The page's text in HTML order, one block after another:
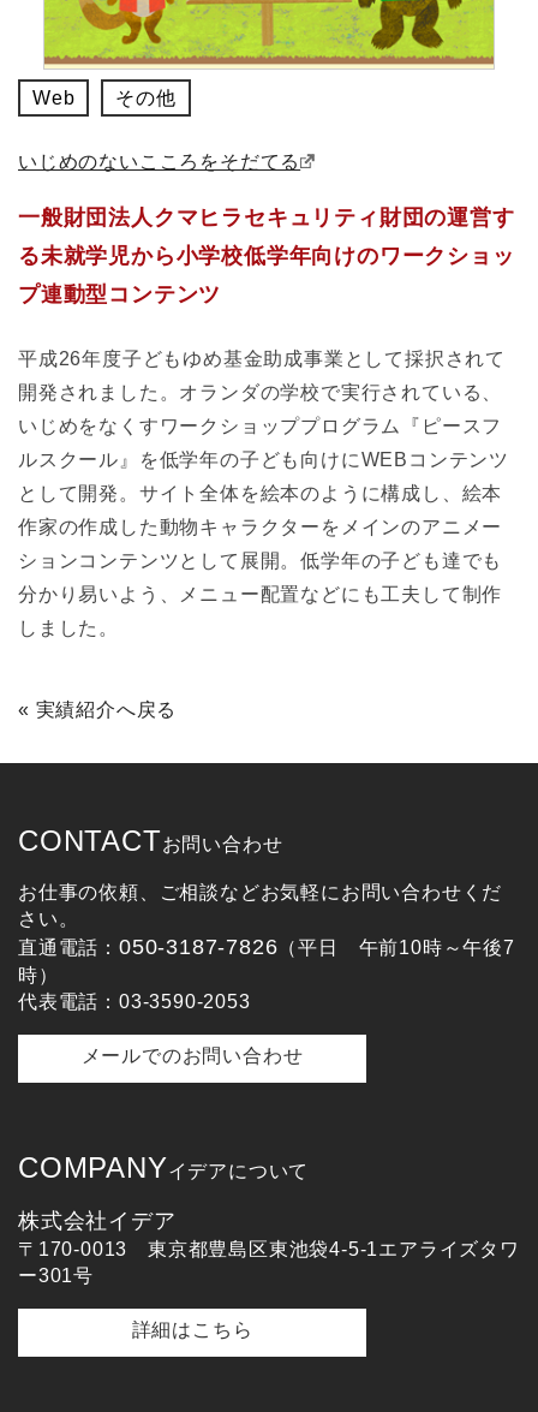
Web その他
いじめのないこころをそだてる
一般財団法人クマヒラセキュリティ財団の運営す
る未就学児から小学校低学年向けのワークショッ
プ連動型コンテンツ
平成26年度子どもゆめ基金助成事業として採択されて
開発されました。オランダの学校で実行されている、
いじめをなくすワークショッププログラム『ピースフ
ルスクール』を低学年の子ども向けにWEBコンテンツ
として開発。サイト全体を絵本のように構成し、絵本
作家の作成した動物キャラクターをメインのアニメー
ションコンテンツとして展開。低学年の子ども達でも
分かり易いよう、メニュー配置などにも工夫して制作
しました。
« 実績紹介へ戻る
CONTACTお問い合わせ
お仕事の依頼、ご相談などお気軽にお問い合わせくだ
さい。
直通電話： 050-3187-7826 （平日 午前10時～午後7
時）
代表電話：03-3590-2053
メールでのお問い合わせ
COMPANYイデアについて
株式会社イデア
〒170-0013 東京都豊島区東池袋4-5-1エアライズタワ
ー301号
詳細はこちら